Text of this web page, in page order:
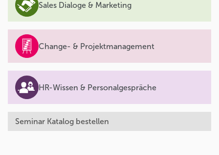
Sales Dialoge & Marketing
Change- & Projektmanagement
HR-Wissen & Personalgespräche
Seminar Katalog bestellen